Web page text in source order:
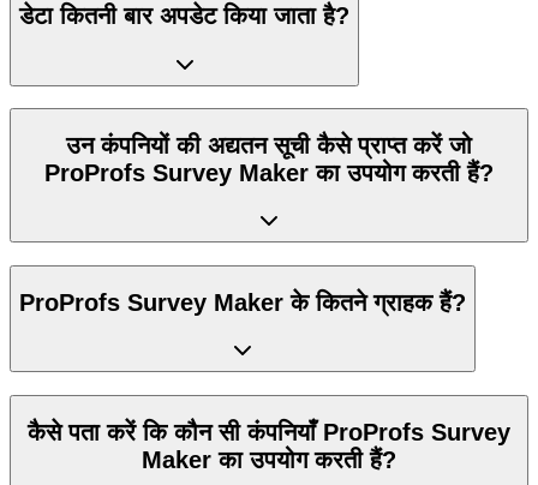
डेटा कितनी बार अपडेट किया जाता है?
उन कंपनियों की अद्यतन सूची कैसे प्राप्त करें जो
ProProfs Survey Maker का उपयोग करती हैं?
ProProfs Survey Maker के कितने ग्राहक हैं?
कैसे पता करें कि कौन सी कंपनियाँ ProProfs Survey
Maker का उपयोग करती हैं?